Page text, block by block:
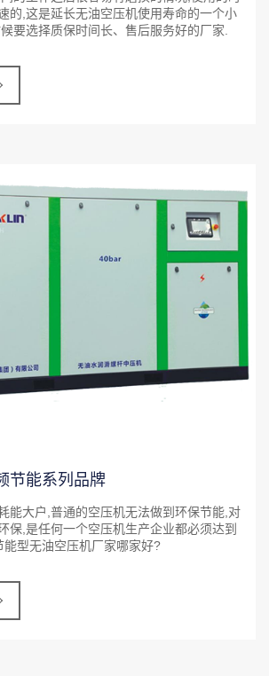
的,这是延长无油空压机使用寿命的一个小
要选择质保时间长、售后服务好的厂家.
节能系列品牌
能大户,普通的空压机无法做到环保节能,对
保,是任何一个空压机生产企业都必须达到
能型无油空压机厂家哪家好?